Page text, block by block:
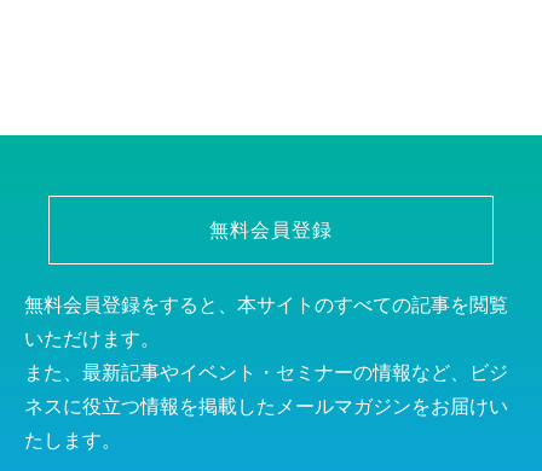
無料会員登録
無料会員登録をすると、本サイトのすべての記事を閲覧
いただけます。
また、最新記事やイベント・セミナーの情報など、ビジ
ネスに役立つ情報を掲載したメールマガジンをお届けい
たします。